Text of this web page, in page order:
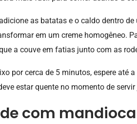
as batatas e o caldo dentro
em um creme homogêneo.
a couve em fatias junto com as
por cerca de 5 minutos, espere até
estar quente no momento de
com